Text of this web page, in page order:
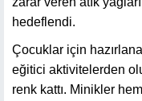
hedeflendi.
Çocuklar için
eğitici aktivitelerden
renk kattı. Minikler